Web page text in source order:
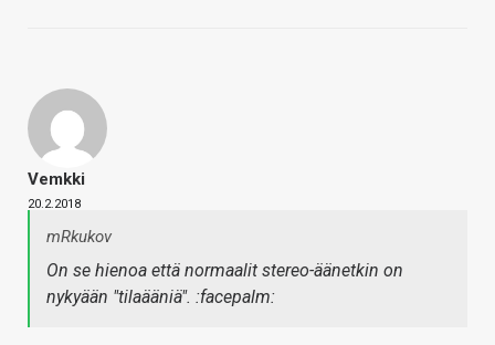
Vemkki
20.2.2018
mRkukov
On se hienoa että normaalit stereo-äänetkin on
nykyään "tilaääniä". :facepalm: